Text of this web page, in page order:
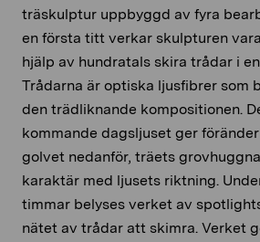
träskulptur uppbyggd av fyra
en första titt verkar skulpturen
hjälp av hundratals skira trådar i
Trådarna är optiska ljusfibrer som
den trädliknande kompositionen.
kommande dagsljuset ger
golvet nedanför, träets
karaktär med ljusets riktning.
timmar belyses verket av
nätet av trådar att skimra. Verket